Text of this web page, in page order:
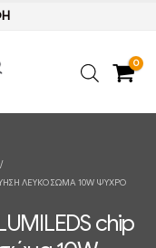
0
ΛΕΥΚΌ ΣΏΜΑ 10W ΨΥΧΡΌ
chip